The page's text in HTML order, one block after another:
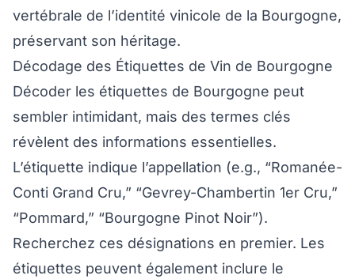
vertébrale de l’identité vinicole de la Bourgogne,
préservant son héritage.
Décodage des Étiquettes de Vin de Bourgogne
Décoder les étiquettes de Bourgogne peut
sembler intimidant, mais des termes clés
révèlent des informations essentielles.
L’étiquette indique l’appellation (e.g., “Romanée-
Conti Grand Cru,” “Gevrey-Chambertin 1er Cru,”
“Pommard,” “Bourgogne Pinot Noir”).
Recherchez ces désignations en premier. Les
étiquettes peuvent également inclure le